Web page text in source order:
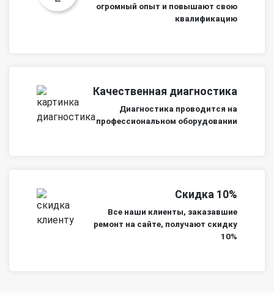
огромный опыт и повышают свою
квалификацию
Качественная диагностика
Диагностика проводится на
профессиональном оборудовании
Скидка 10%
Все наши клиенты, заказавшие
ремонт на сайте, получают скидку
10%